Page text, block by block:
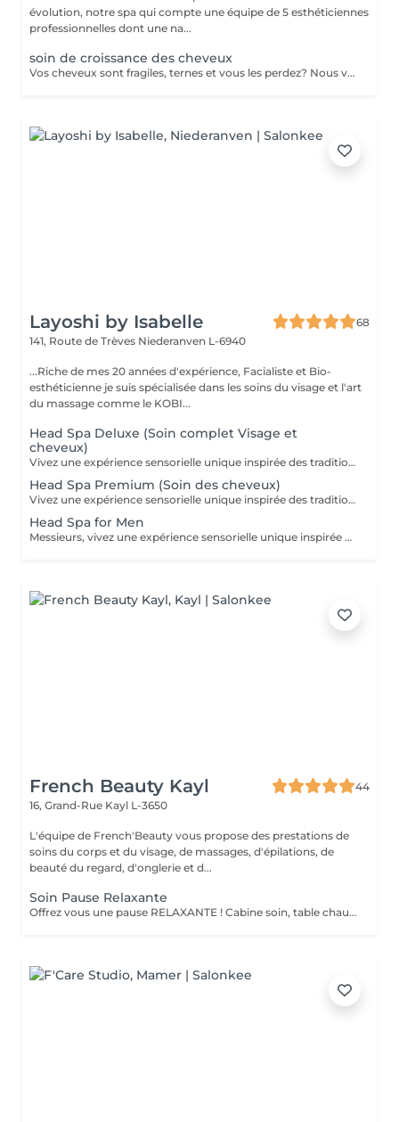
évolution, notre spa qui compte une équipe de 5 esthéticiennes
professionnelles dont une na...
soin de croissance des cheveux
Vos cheveux sont fragiles, ternes et vous les perdez? Nous vous proposons une cure de 2 semaines (dont 6 applications au total) dans notre institut. - Application d'un shampoing riche en Cell Supporting molecules qui fortifie la racine capillaire et active la pousse du cheveu - Pénétration des actifs grâce aux ultrasons - Application d'un conditionner pour des cheveux souples et brillants - Application d'un sérum riche en Cell Supporting molecules et en Redensyl pour une chevelure pleine de vitalité et volumineuse. Le sérum renforce le métabolisme de la racine des cheveux et en favorise la repousse.
Layoshi by Isabelle
68
141, Route de Trèves Niederanven L-6940
...Riche de mes 20 années d'expérience, Facialiste et Bio-
esthéticienne je suis spécialisée dans les soins du visage et l'art
du massage comme le KOBI...
Head Spa Deluxe (Soin complet Visage et
cheveux)
Vivez une expérience sensorielle unique inspirée des traditions anciennes japonaises dédiées au soin du corps et à l'apaisement de l'esprit. Le Head Spa combine soin des cheveux et du visage pour améliorer la revitalisation du cuir chevelu tout en favorisant la réduction du stress et la relaxation générale: - Démaquillage du visage - Massage du visage manuel "coup d'éclat" - Massage manuel des épaules, de la nuque et du cuir chevelu à l'huile précieuse et utilisation de différents outils - Fontaine d'eau chaude - Masque visage hydratant - Shampoing - Masque capillaire sous bain de vapeur + sérum - Massage des mains et des bras. - Crème + Sérum visage hydradants - Séchage des cheveux (15 minutes)
Head Spa Premium (Soin des cheveux)
Vivez une expérience sensorielle unique inspirée des traditions anciennes japonaises dédiées au soin du corps et à l'apaisement de l'esprit. Le Head Spa combine soin des cheveux et du visage pour améliorer la revitalisation du cuir chevelu tout en favorisant la réduction du stress et la relaxation générale: - Démaquillage du visage - Massage manuel des épaules, de la nuque et du cuir chevelu à l'huile précieuse et utilisation de différents outils - Fontaine d'eau chaude - Shampoing - Masque capillaire sous bain de vapeur + sérum - Massage des mains et des bras. - Séchage des cheveux (15 minutes)
Head Spa for Men
Messieurs, vivez une expérience sensorielle unique inspirée des traditions anciennes japonaises dédiées au soin du corps et à l'apaisement de l'esprit adapté à votre peau. Le Head Spa combine soin des cheveux et du visage pour améliorer la revitalisation du cuir chevelu tout en favorisant la réduction du stress et la relaxation générale: - Soin du visage (nettoyage, massage, masque et/ou soin de la barbe) - Massage manuel des épaules, de la nuque et du cuir chevelu à l'huile précieuse et utilisation de différents outils - Fontaine d'eau chaude - Shampoing - Sérum capillaire - Séchage des cheveux
French Beauty Kayl
44
16, Grand-Rue Kayl L-3650
L'équipe de French'Beauty vous propose des prestations de
soins du corps et du visage, de massages, d'épilations, de
beauté du regard, d'onglerie et d...
Soin Pause Relaxante
Offrez vous une pause RELAXANTE ! Cabine soin, table chauffante, massage crânien ou pieds ou mains ( 20 minutes ) sur fond sonore relaxant, service thé/café